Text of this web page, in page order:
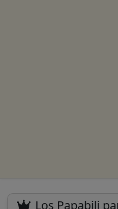
Los Papabili